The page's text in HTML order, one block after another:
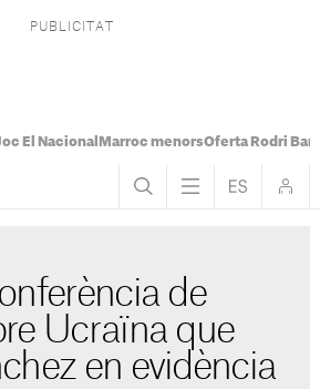
El Nacional Marroc menorsOferta Rodri
de
Ucraïna que
en evidència